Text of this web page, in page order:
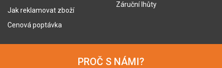
Jak reklamovat zboží
Cenová poptávka
Záruční lhůty
PROČ S NÁMI?